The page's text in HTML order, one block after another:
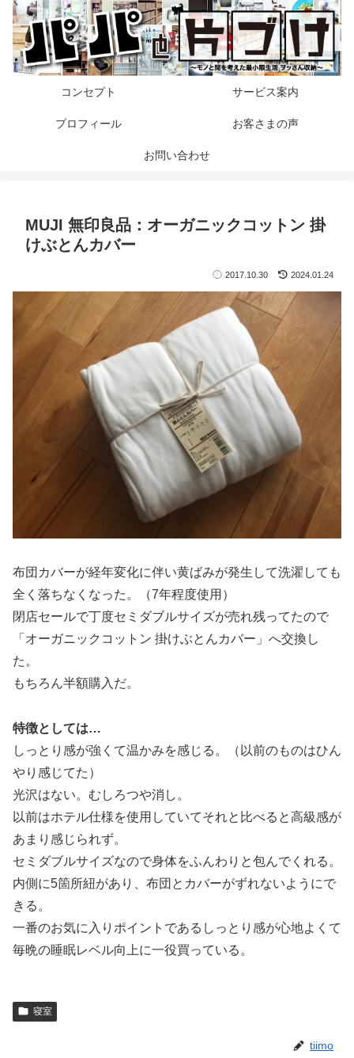
コンセプト サービス案内
プロフィール お客さまの声
お問い合わせ
MUJI 無印良品：オーガニックコットン 掛
けぶとんカバー
2017.10.30 2024.01.24
布団カバーが経年変化に伴い黄ばみが発生して洗濯しても
全く落ちなくなった。（7年程度使用）
閉店セールで丁度セミダブルサイズが売れ残ってたので
「オーガニックコットン 掛けぶとんカバー」へ交換し
た。
もちろん半額購入だ。
特徴としては…
しっとり感が強くて温かみを感じる。（以前のものはひん
やり感じてた）
光沢はない。むしろつや消し。
以前はホテル仕様を使用していてそれと比べると高級感が
あまり感じられず。
セミダブルサイズなので身体をふんわりと包んでくれる。
内側に5箇所紐があり、布団とカバーがずれないようにで
きる。
一番のお気に入りポイントであるしっとり感が心地よくて
毎晩の睡眠レベル向上に一役買っている。
寝室
tiimo